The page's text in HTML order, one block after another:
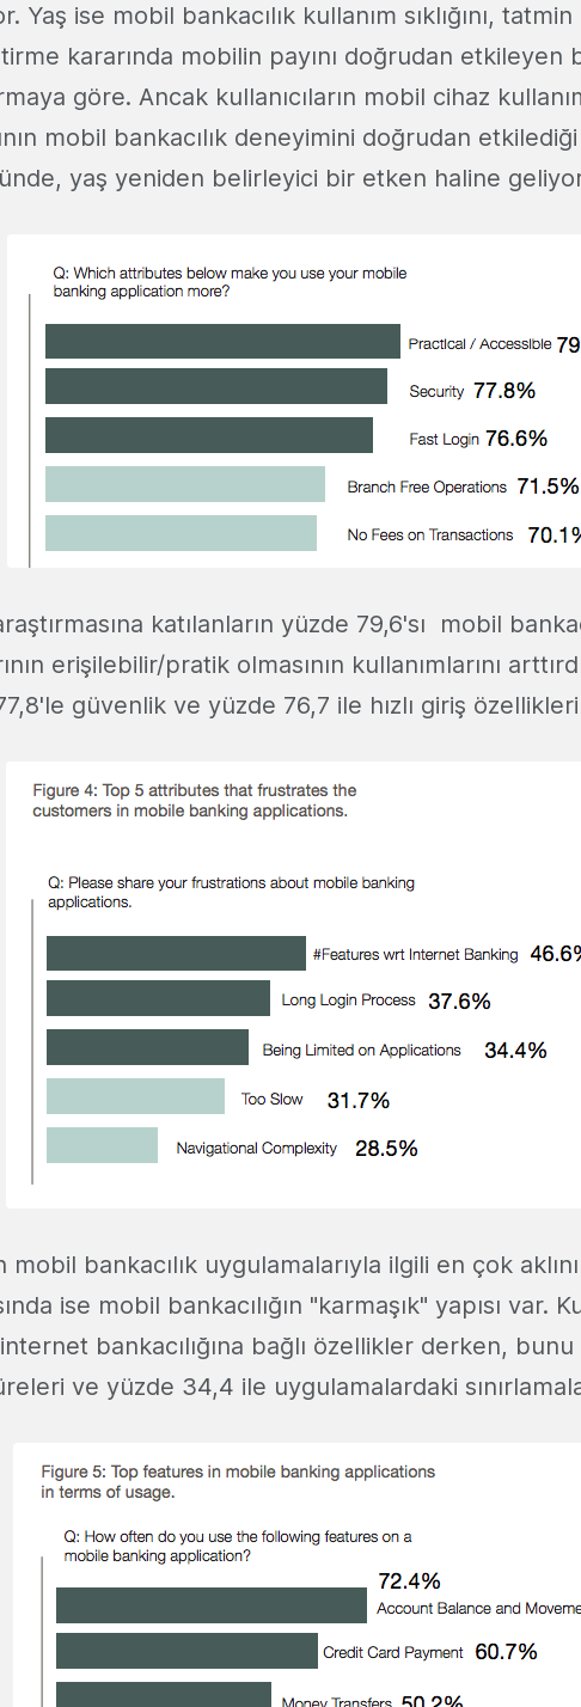
Yaş ise mobil bankacılık kullanım sıklığını, tatmin
kararında mobilin payını doğrudan etkileyen
göre. Ancak kullanıcıların mobil cihaz
mobil bankacılık deneyimini doğrudan etkilediği
yaş yeniden belirleyici bir etken haline
katılanların yüzde 79,6'sı mobil
erişilebilir/pratik olmasının kullanımlarını
güvenlik ve yüzde 76,7 ile hızlı giriş
mobil bankacılık uygulamalarıyla ilgili en çok
ise mobil bankacılığın "karmaşık" yapısı var.
bankacılığına bağlı özellikler derken,
ve yüzde 34,4 ile uygulamalardaki